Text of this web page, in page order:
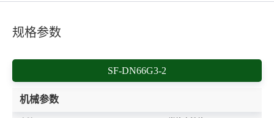
规格参数
SF-DN66G3-2
机械参数